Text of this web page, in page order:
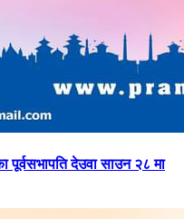
देउवा साउन २८ मा